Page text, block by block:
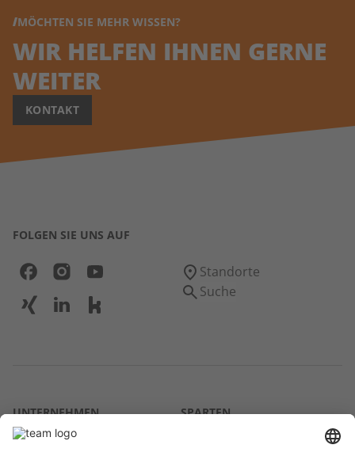
MÖCHTEN SIE MEHR WISSEN?
WIR HELFEN IHNEN GERNE
WEITER
KONTAKT
FOLGEN SIE UNS AUF
Standorte
Suche
UNTERNEHMEN
Über uns
SPARTEN